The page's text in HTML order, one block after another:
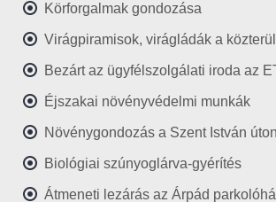
Körforgalmak gondozása
Virágpiramisok, virágládák a
Bezárt az ügyfélszolgálati iroda az
Éjszakai növényvédelmi munkák
Növénygondozás a Szent István úton
Biológiai szúnyoglárva-gyérítés
Átmeneti lezárás az Árpád